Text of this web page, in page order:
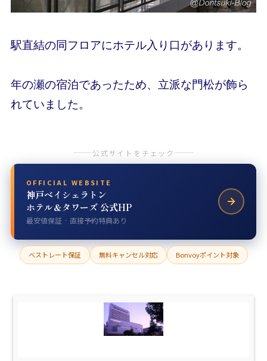
駅直結の同フロアにホテル入り口があります。
年の瀬の宿泊であったため、立派な門松が飾ら
れていました。
公式サイトをチェック
OFFICIAL WEBSITE
神戸ベイシェラトン
ホテル＆タワーズ 公式HP
最安値保証 · 直接予約特典あり
ベストレート保証 無料キャンセル対応 Bonvoyポイント対象